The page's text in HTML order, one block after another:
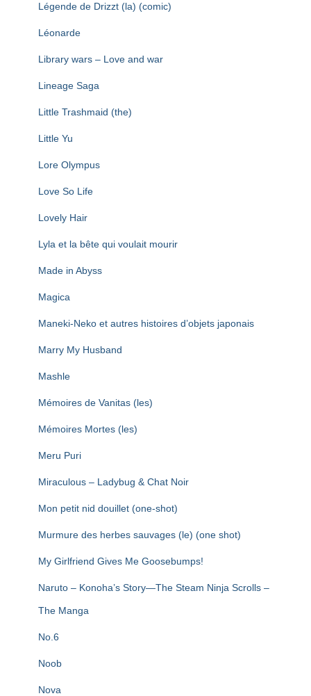
Légende de Drizzt (la) (comic)
Léonarde
Library wars – Love and war
Lineage Saga
Little Trashmaid (the)
Little Yu
Lore Olympus
Love So Life
Lovely Hair
Lyla et la bête qui voulait mourir
Made in Abyss
Magica
Maneki-Neko et autres histoires d’objets japonais
Marry My Husband
Mashle
Mémoires de Vanitas (les)
Mémoires Mortes (les)
Meru Puri
Miraculous – Ladybug & Chat Noir
Mon petit nid douillet (one-shot)
Murmure des herbes sauvages (le) (one shot)
My Girlfriend Gives Me Goosebumps!
Naruto – Konoha’s Story—The Steam Ninja Scrolls –
The Manga
No.6
Noob
Nova